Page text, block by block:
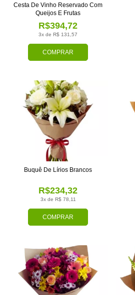
COMPRAR
3x de R$ 131,57
R$394,72
Cesta De Vinho Reservado Com
Queijos E Frutas
COMPRAR
3x de R$ 78,11
R$234,32
Buquê De Lírios Brancos